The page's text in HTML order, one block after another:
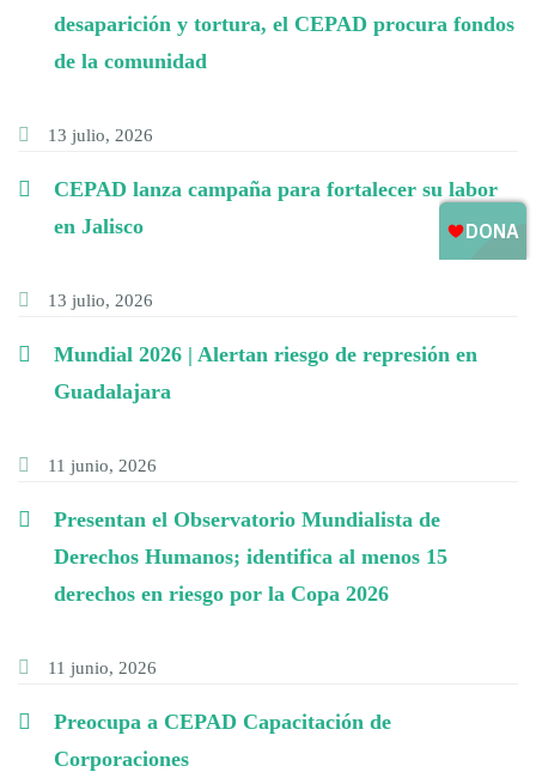
desaparición y tortura, el CEPAD procura fondos
de la comunidad
13 julio, 2026
CEPAD lanza campaña para fortalecer su labor
en Jalisco
13 julio, 2026
Mundial 2026 | Alertan riesgo de represión en
Guadalajara
11 junio, 2026
Presentan el Observatorio Mundialista de
Derechos Humanos; identifica al menos 15
derechos en riesgo por la Copa 2026
11 junio, 2026
Preocupa a CEPAD Capacitación de
Corporaciones